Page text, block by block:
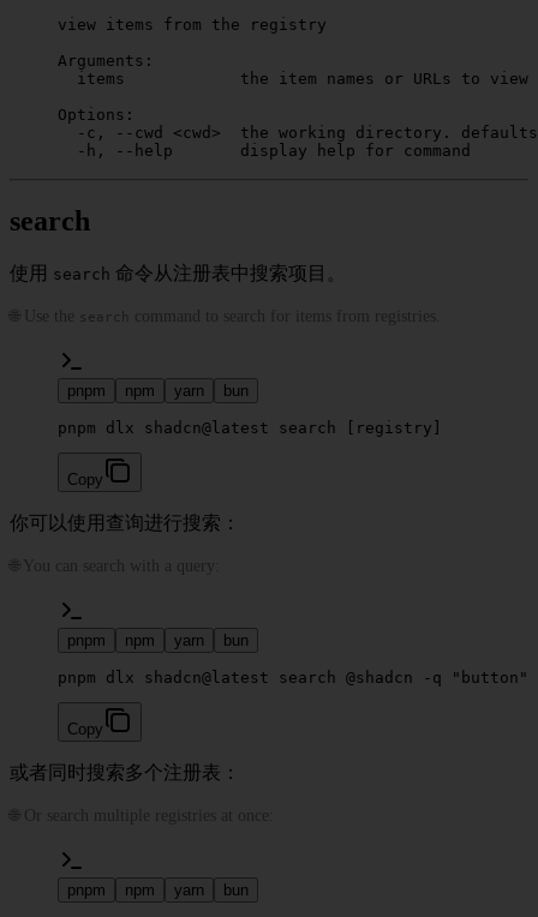
view items from the registry
Arguments:
  items
            the
item names or URLs to view
Options:
  -c,
--cwd <cwd >
  the
working directory.
defaults
  -h,
--help
       display
help for command
search
使用 search 命令从注册表中搜索项目。
🌐 Use the search command to search for items from registries.
pnpm npm yarn bun
pnpm dlx shadcn@latest search [registry]
Copy
你可以使用查询进行搜索：
🌐 You can search with a query:
pnpm npm yarn bun
pnpm dlx shadcn@latest search @shadcn -q "button"
Copy
或者同时搜索多个注册表：
🌐 Or search multiple registries at once:
pnpm npm yarn bun